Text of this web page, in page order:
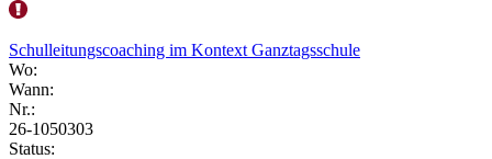
Schulleitungscoaching im Kontext Ganztagsschule
Wo:
Wann:
Nr.:
26-1050303
Status: